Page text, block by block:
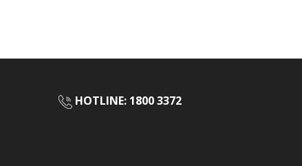
HOTLINE: 1800 3372